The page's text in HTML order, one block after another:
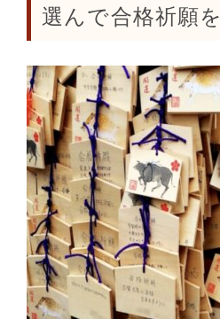
選んで合格祈願を